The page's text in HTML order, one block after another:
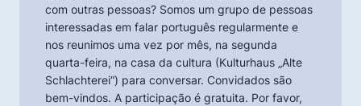
com outras pessoas? Somos um grupo de pessoas
interessadas em falar português regularmente e
nos reunimos uma vez por mês, na segunda
quarta-feira, na casa da cultura (Kulturhaus „Alte
Schlachterei“) para conversar. Convidados são
bem-vindos. A participação é gratuita. Por favor,